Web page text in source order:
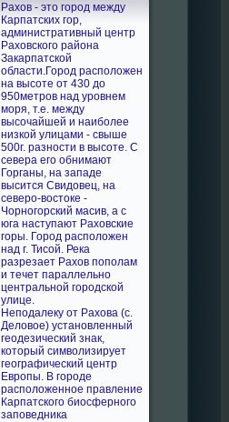
Рахов - это город между
Карпатских гор,
административный центр
Раховского района
Закарпатской
области.Город расположен
на высоте от 430 до
950метров над уровнем
моря, т.е. между
высочайшей и наиболее
низкой улицами - свыше
500г. разности в высоте. С
севера его обнимают
Горганы, на западе
высится Свидовец, на
северо-востоке -
Чорногорский масив, а с
юга наступают Раховские
горы. Город расположен
над г. Тисой. Река
разрезает Рахов пополам
и течет параллельно
центральной городской
улице.
Неподалеку от Рахова (с.
Деловое) установленный
геодезический знак,
который символизирует
географический центр
Европы. В городе
расположенное правление
Карпатского биосферного
заповедника